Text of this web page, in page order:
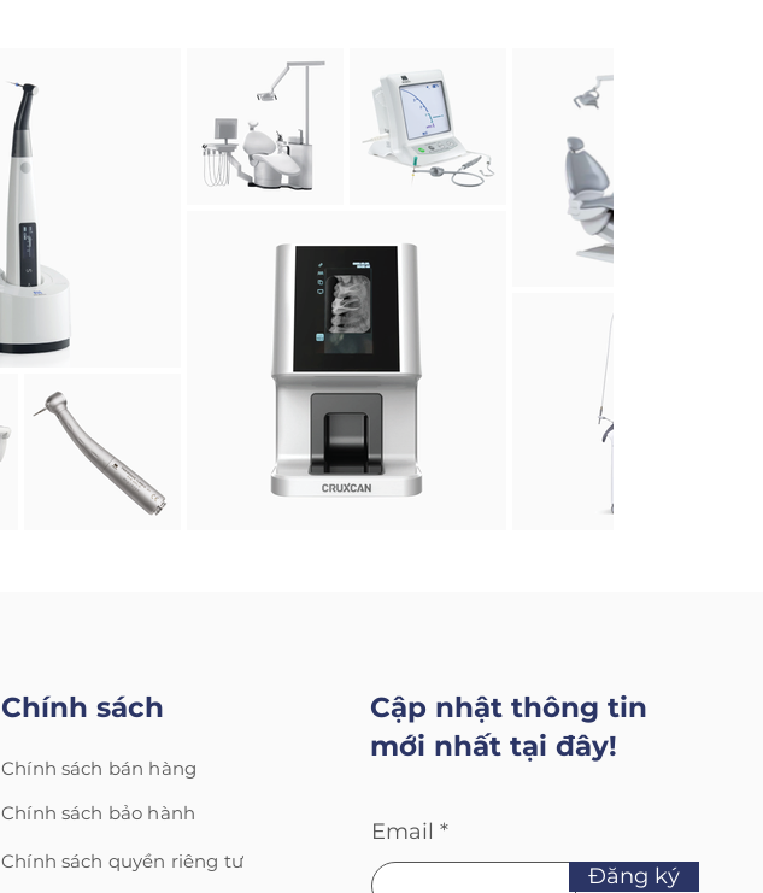
Chính sách
Chính sách bán hàng
Chính sách bảo hành
Chính sách quyền riêng tư
Cập nhật thông tin
mới nhất tại đây!
Email
Đăng ký